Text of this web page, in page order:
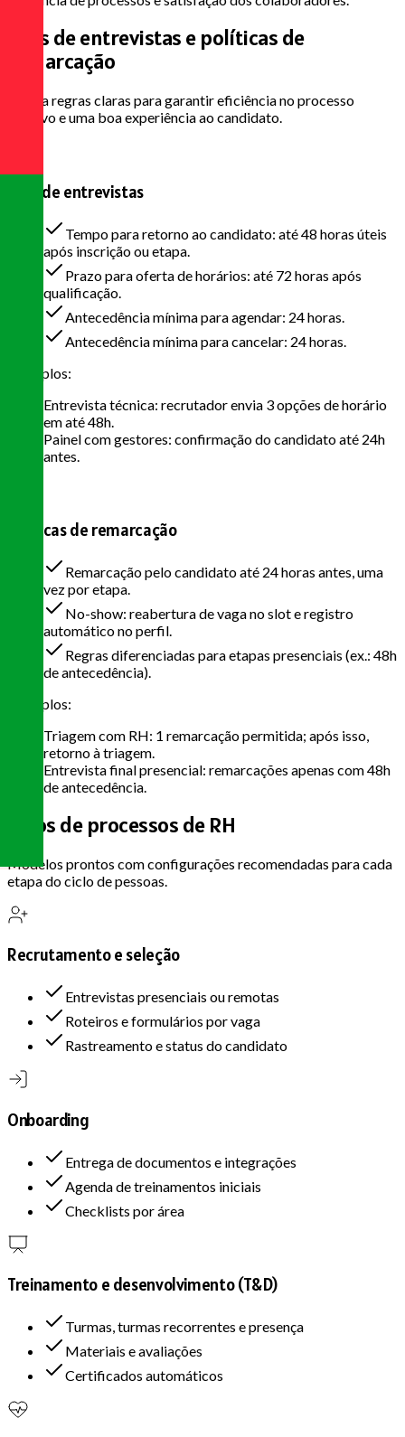
SLAs de entrevistas epolíticas de
remarcação
Defina regras claras para garantir eficiência no processo
seletivo e uma boa experiência ao candidato.
SLAs de entrevistas
Tempo para retorno ao candidato: até 48 horas úteis
após inscrição ou etapa.
Prazo para oferta de horários: até 72 horas após
qualificação.
Antecedência mínima para agendar: 24 horas.
Antecedência mínima para cancelar: 24 horas.
Exemplos:
Entrevista técnica: recrutador envia 3 opções de horário
em até 48h.
Painel com gestores: confirmação do candidato até 24h
antes.
Políticas de remarcação
Remarcação pelo candidato até 24 horas antes, uma
vez por etapa.
No-show: reabertura de vaga no slot e registro
automático no perfil.
Regras diferenciadas para etapas presenciais (ex.: 48h
de antecedência).
Exemplos:
Triagem com RH: 1 remarcação permitida; após isso,
retorno à triagem.
Entrevista final presencial: remarcações apenas com 48h
de antecedência.
Tipos de processos deRH
Modelos prontos com configurações recomendadas para cada
etapa do ciclo de pessoas.
Recrutamento e seleção
Entrevistas presenciais ou remotas
Roteiros e formulários por vaga
Rastreamento e status do candidato
Onboarding
Entrega de documentos e integrações
Agenda de treinamentos iniciais
Checklists por área
Treinamento e desenvolvimento (T&D)
Turmas, turmas recorrentes e presença
Materiais e avaliações
Certificados automáticos